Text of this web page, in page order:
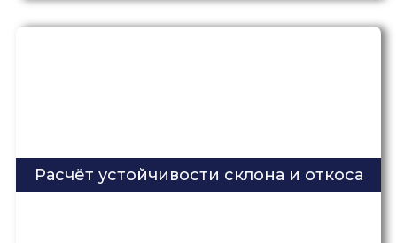
Расчёт устойчивости склона и откоса